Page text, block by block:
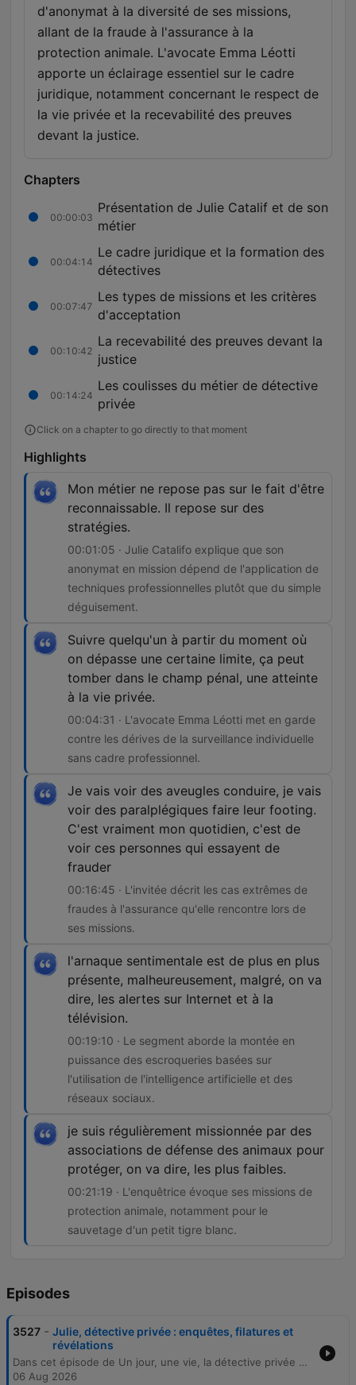
d'anonymat à la diversité de ses missions,
allant de la fraude à l'assurance à la
protection animale. L'avocate Emma Léotti
apporte un éclairage essentiel sur le cadre
juridique, notamment concernant le respect de
la vie privée et la recevabilité des preuves
devant la justice.
Chapters
00:00:03
Présentation de Julie Catalif et de son
métier
00:04:14
Le cadre juridique et la formation des
détectives
00:07:47
Les types de missions et les critères
d'acceptation
00:10:42
La recevabilité des preuves devant la
justice
00:14:24
Les coulisses du métier de détective
privée
Click on a chapter to go directly to that moment
Highlights
Mon métier ne repose pas sur le fait d'être
reconnaissable. Il repose sur des
stratégies.
00:01:05 · Julie Catalifo explique que son
anonymat en mission dépend de l'application de
techniques professionnelles plutôt que du simple
déguisement.
Suivre quelqu'un à partir du moment où
on dépasse une certaine limite, ça peut
tomber dans le champ pénal, une atteinte
à la vie privée.
00:04:31 · L'avocate Emma Léotti met en garde
contre les dérives de la surveillance individuelle
sans cadre professionnel.
Je vais voir des aveugles conduire, je vais
voir des paralplégiques faire leur footing.
C'est vraiment mon quotidien, c'est de
voir ces personnes qui essayent de
frauder
00:16:45 · L'invitée décrit les cas extrêmes de
fraudes à l'assurance qu'elle rencontre lors de
ses missions.
l'arnaque sentimentale est de plus en plus
présente, malheureusement, malgré, on va
dire, les alertes sur Internet et à la
télévision.
00:19:10 · Le segment aborde la montée en
puissance des escroqueries basées sur
l'utilisation de l'intelligence artificielle et des
réseaux sociaux.
je suis régulièrement missionnée par des
associations de défense des animaux pour
protéger, on va dire, les plus faibles.
00:21:19 · L'enquêtrice évoque ses missions de
protection animale, notamment pour le
sauvetage d'un petit tigre blanc.
Episodes
3527 - Julie, détective privée : enquêtes, filatures et
révélations
Dans cet épisode de Un jour, une vie, la détective privée Julie Catalifo présente les coulisses de son métier, des stratégies d'anonymat à la diversité de ses missions, allant de la fraude à l'assurance à la protection animale. L'avocate Emma Léotti apporte un éclairage essentiel sur le cadre juridique, notamment concernant le respect de la vie privée et la recevabilité des preuves devant la justice.
06 Aug 2026